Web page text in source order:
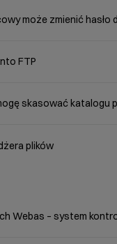
może zmienić hasło
FTP
skasować katalogu
plików
Webas – system